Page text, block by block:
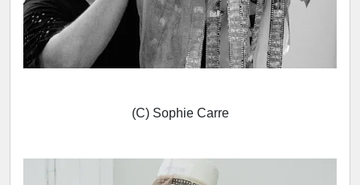
(C) Sophie Carre